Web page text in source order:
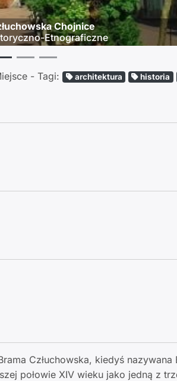
Chojnice
Etnograficzne
- Tagi: architektura historia
Człuchowska, kiedyś nazywana
połowie XIV wieku jako jedną z